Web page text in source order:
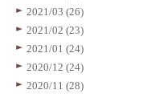
2021/03 (26)
2021/02 (23)
2021/01 (24)
2020/12 (24)
2020/11 (28)